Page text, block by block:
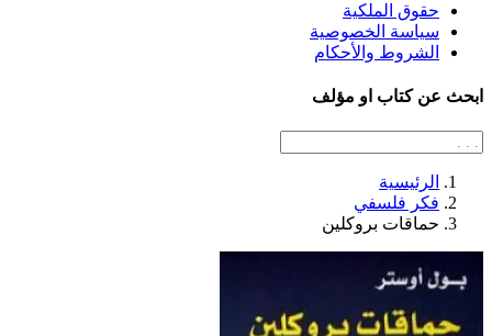
حقوق الملكية
سياسة الخصوصية
الشروط والأحكام
ابحث عن كتاب او مؤلف
الرئيسية
فكر فلسفي
حماقات بروكلين